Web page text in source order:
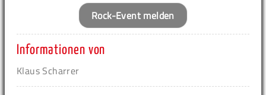
Rock-Event melden
Informationen von
Klaus Scharrer